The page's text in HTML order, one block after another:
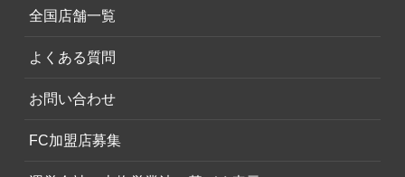
全国店舗一覧
よくある質問
お問い合わせ
FC加盟店募集